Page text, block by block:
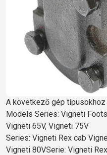
A következő gép típusokhoz
Models Series: Vigneti
Vigneti 65V, Vigneti 75V
Series: Vigneti Rex cab
Vigneti 80VSerie: Vigneti